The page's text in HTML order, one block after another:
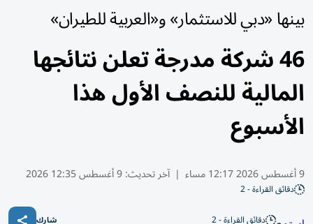
بينها «دبي للاستثمار» و«العربية للطيران»
46 شركة مدرجة تعلن نتائجها
المالية للنصف الأول هذا
الأسبوع
9 أغسطس 2026 12:17 مساء | آخر تحديث:9 أغسطس 12:35 2026
دقائق القراءة - 2
دقائق القراءة - 2 شارك